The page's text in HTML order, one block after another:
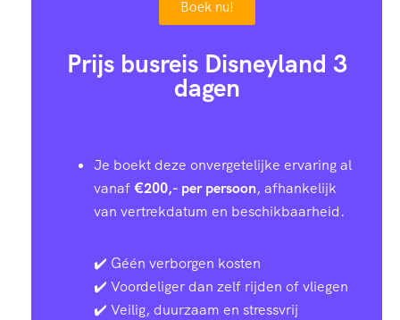
Boek nu!
Prijs busreis Disneyland 3
dagen
Je boekt deze onvergetelijke ervaring al
vanaf€200,- per persoon, afhankelijk
van vertrekdatum en beschikbaarheid.
✔️ Géén verborgen kosten
✔️ Voordeliger dan zelf rijden of vliegen
✔️ Veilig, duurzaam en stressvrij